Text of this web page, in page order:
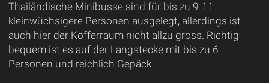
Thailändische Minibusse sind für bis zu 9-11
kleinwüchsigere Personen ausgelegt, allerdings ist
auch hier der Kofferraum nicht allzu gross. Richtig
bequem ist es auf der Langstecke mit bis zu 6
Personen und reichlich Gepäck.